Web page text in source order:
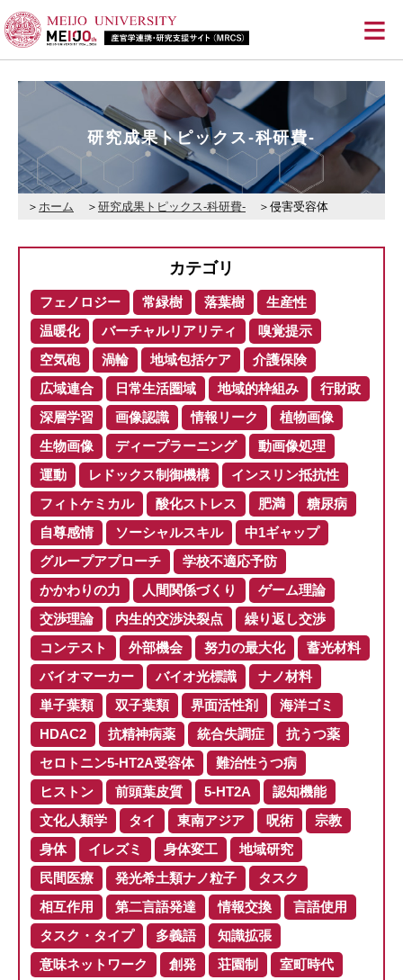
≡
研究成果トピックス-科研費-
ホーム 研究成果トピックス-科研費- 侵害受容体
カテゴリ
フェノロジー 常緑樹 落葉樹
生産性
温暖化
バーチャルリアリティ
嗅覚提示
空気砲
渦輪 地域包括ケア
介護保険
広域連合
日常生活圏域 地域的枠組み
行財政
深層学習
画像認識 情報リーク
植物画像
生物画像
ディープラーニング
動画像処理
運動
レドックス制御機構
インスリン抵抗性
フィトケミカル
酸化ストレス 肥満
糖尿病
自尊感情
ソーシャルスキル
中1ギャップ
グループアプローチ
学校不適応予防
かかわりの力
人間関係づくり
ゲーム理論
交渉理論
内生的交渉決裂点
繰り返し交渉
コンテスト
外部機会 努力の最大化
蓄光材料
バイオマーカー
バイオ光標識
ナノ材料
単子葉類
双子葉類 界面活性剤
海洋ゴミ
HDAC2
抗精神病薬 統合失調症
抗うつ薬
セロトニン5-HT2A受容体
難治性うつ病
ヒストン
前頭葉皮質 5-HT2A
認知機能
文化人類学
タイ 東南アジア 呪術
宗教
身体
イレズミ 身体変工
地域研究
民間医療
発光希土類ナノ粒子
タスク
相互作用
第二言語発達 情報交換
言語使用
タスク・タイプ
多義語
知識拡張
意味ネットワーク
創発 荘園制
室町時代